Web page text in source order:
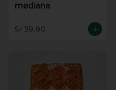
mediana
S/ 39.90